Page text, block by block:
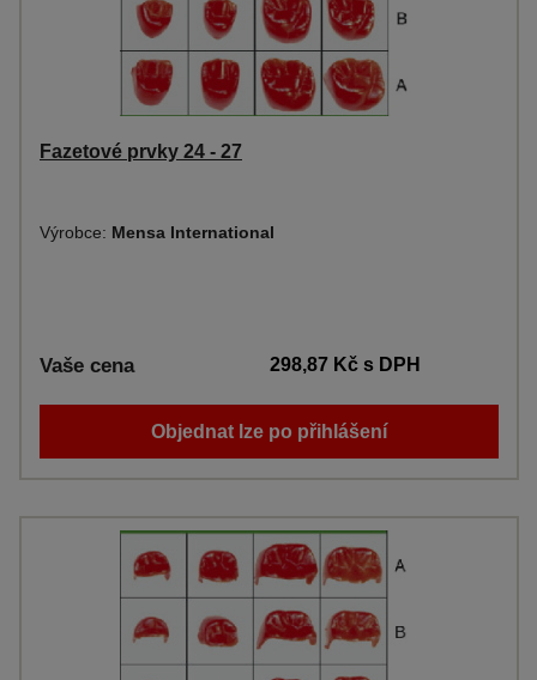
Fazetové prvky 24 - 27
Výrobce: Mensa International
Vaše cena 298,87 Kčs DPH
Objednat lze po přihlášení